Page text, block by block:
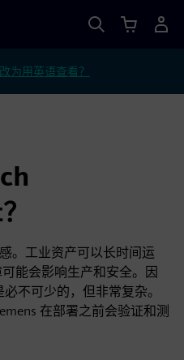
改为用英语查看？
。工业资产可以长时间运
能会影响生产和安全。因
不可少的，但非常复杂。
在部署之前会验证和测